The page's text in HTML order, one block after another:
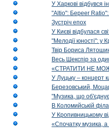
У Харкові відбувся
"Altio": Береer
Зустріч епох
У Києві відбулася
"Мелодії юності": у
Твір Бориса
Весь Шекспір за
«СТРАТИТИ НЕ
У Луцьку – концерт
Березовський,
"Музика, що
В Коломийській
У Кропивницькому
«Спочатку музика, а